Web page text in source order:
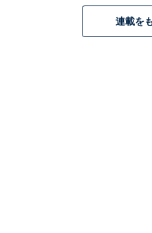
団内への参加中止などを徹
減できると考える（43歳
連載を